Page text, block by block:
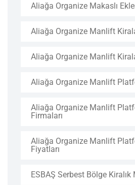
Aliağa Organize Makaslı
Aliağa Organize Manlift
Aliağa Organize Manlift
Aliağa Organize Manlift
Aliağa Organize Manlift
Firmaları
Aliağa Organize Manlift
Fiyatları
ESBAŞ Serbest Bölge